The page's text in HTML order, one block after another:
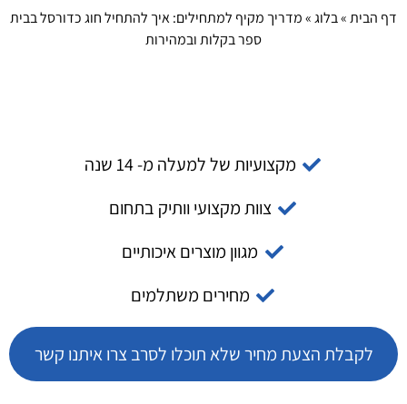
דף הבית»בלוג»מדריך מקיף למתחילים: איך להתחיל חוג כדורסל בבית
ספר בקלות ובמהירות
מקצועיות של למעלה מ- 14 שנה
צוות מקצועי וותיק בתחום
מגוון מוצרים איכותיים
מחירים משתלמים
לקבלת הצעת מחיר שלא תוכלו לסרב צרו איתנו קשר